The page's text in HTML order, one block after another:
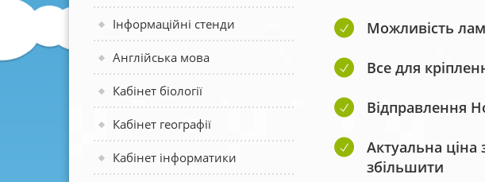
Інформаційні стенди
Англійська мова
Кабінет біології
Кабінет географії
Кабінет інформатики
Можливість
Все для
Відправлення
Актуальна
збільшити